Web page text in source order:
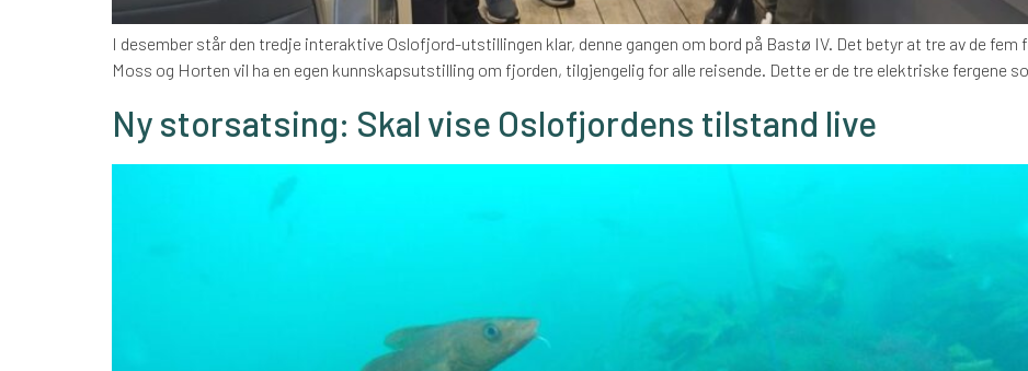
I desember står den tredje interaktive Oslofjord-utstillingen klar, denne gangen om bord på Bastø IV. Det betyr at tre av de
Moss og Horten vil ha en egen kunnskapsutstilling om fjorden, tilgjengelig for alle reisende. Dette er de tre elektriske fergene
Ny storsatsing: Skal vise Oslofjordens tilstand live